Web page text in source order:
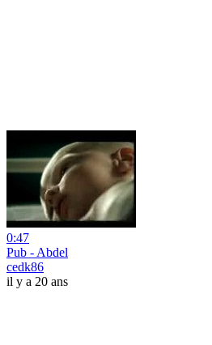
0:47
Pub - Abdel
cedk86
il y a 20 ans